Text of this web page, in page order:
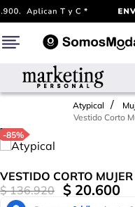
Atypical
Vestido Corto
-85%
VESTIDO CORTO
$ 136.920 $ 20.600